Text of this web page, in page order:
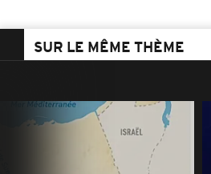
SUR LE MÊME THÈME